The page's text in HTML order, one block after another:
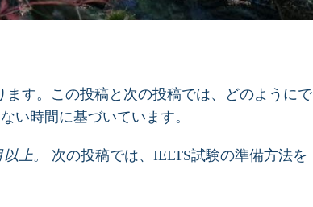
す。この投稿と次の投稿では、どのようにで
い時間に基づいています。
上。
次の投稿では、IELTS試験の準備方法を